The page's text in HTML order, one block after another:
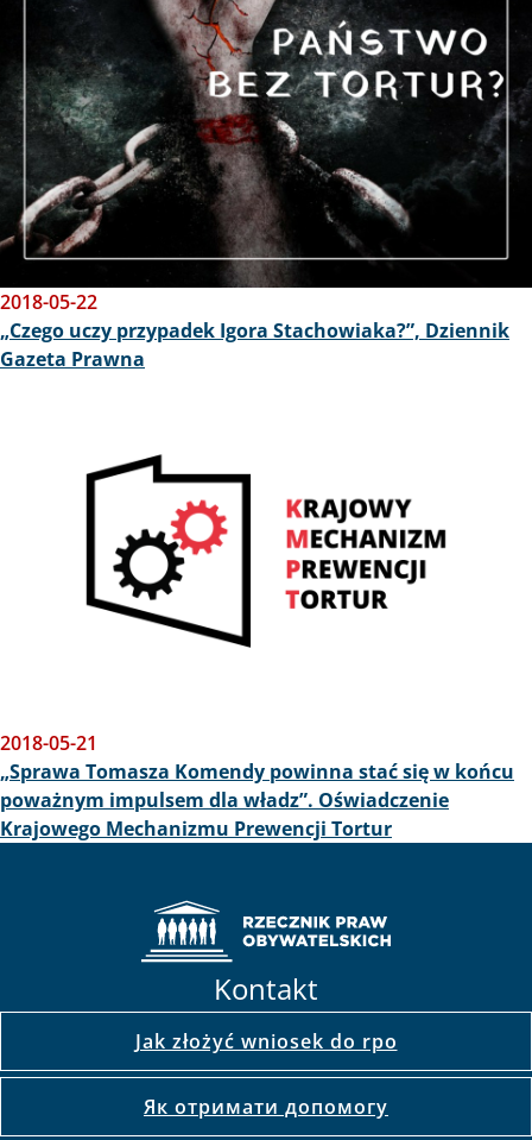
2018-05-22
„Czego uczy przypadek Igora Stachowiaka?”, Dziennik
Gazeta Prawna
2018-05-21
„Sprawa Tomasza Komendy powinna stać się w końcu
poważnym impulsem dla władz”. Oświadczenie
Krajowego Mechanizmu Prewencji Tortur
Kontakt
Jak złożyć wniosek do rpo
Як отримати допомогу